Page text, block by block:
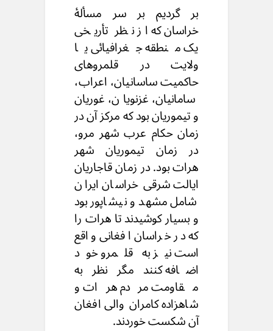
بر گردیم بر سر مسألهٔ
خراسان که از نظر تأریخی
یک منطقه جغرافیائی یا
ولایت در قلمروهای
حاکمیت ساسانیان، اعراب،
سامانیان، غزنویان، غوریان
و تیموریان بود که مرکز آن در
زمان حکام عرب شهر مرو،
در زمان تیموریان شهر
هرات بود. در زمان قاجاریان
ایالت شرقی خراسان ایران
شامل مشهد و نیشاپور بود
و بسیار کوشیدند تا هرات را
که در خراسان افغانی واقع
است نیز به قلمرو خود
اضافه کنند مگر نظر به
مقاومت مردم هرات و
شاهزاده کامران والی افغان
آن شکست خوردند.